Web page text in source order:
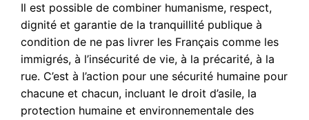
Il est possible de combiner humanisme, respect,
dignité et garantie de la tranquillité publique à
condition de ne pas livrer les Français comme les
immigrés, à l’insécurité de vie, à la précarité, à la
rue. C’est à l’action pour une sécurité humaine pour
chacune et chacun, incluant le droit d’asile, la
protection humaine et environnementale des